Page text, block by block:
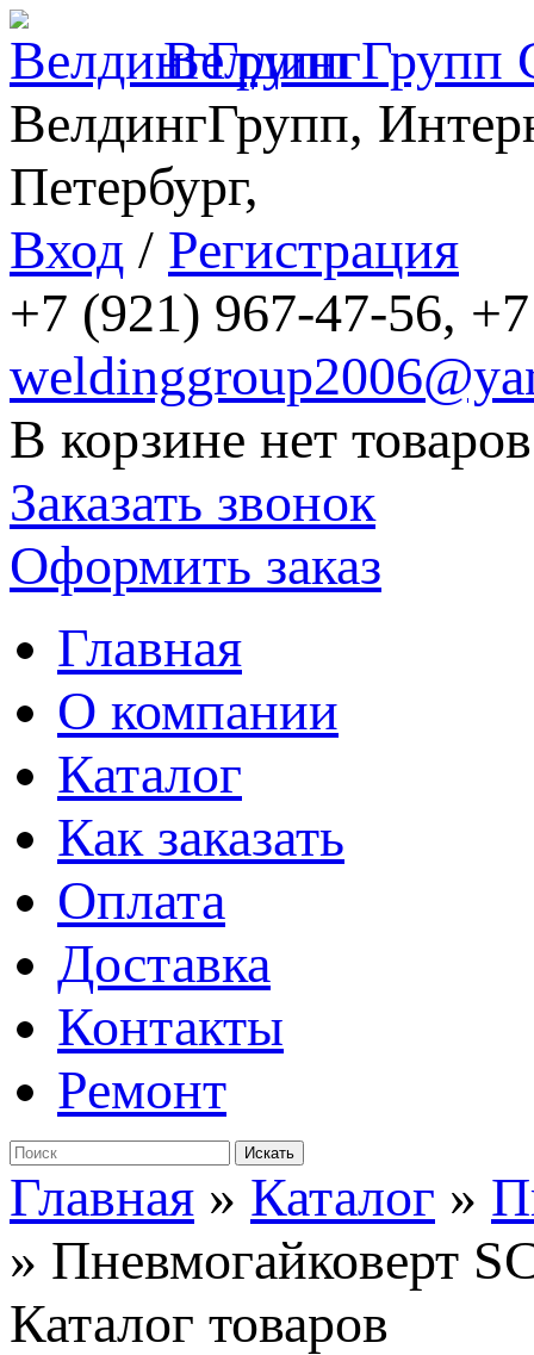
ВелдингГрупп
ВелдингГрупп,
Петербург,
Вход / Регистрация
+7 (921) 967-47-56,
В корзине нет товаров
Заказать звонок
Оформить заказ
Главная
О компании
Каталог
Как заказать
Оплата
Доставка
Контакты
Ремонт
Главная » Каталог »
» Пневмогайковерт
Каталог товаров